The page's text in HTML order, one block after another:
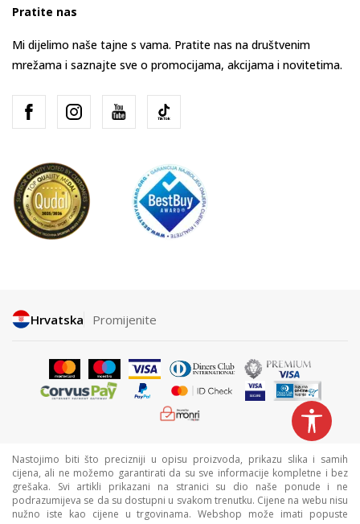
Pratite nas
Mi dijelimo naše tajne s vama. Pratite nas na društvenim
mrežama i saznajte sve o promocijama, akcijama i novitetima.
Hrvatska Promijenite
Nastojimo biti što precizniji u opisu proizvoda, prikazu slika i samih
cijena, ali ne možemo garantirati da su sve informacije kompletne i bez
grešaka. Svi artikli prikazani na stranici su dio naše ponude i ne
podrazumijeva se da su dostupni u svakom trenutku. Cijene na webu nisu
nužno iste kao cijene u trgovinama. Webshop može imati popuste